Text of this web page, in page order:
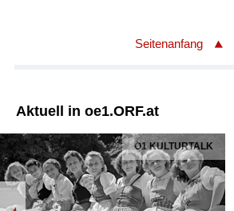
Seitenanfang
Aktuell in oe1.ORF.at
Ö1 KULTURTALK